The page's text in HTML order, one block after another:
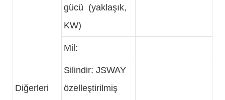
Diğerleri
gücü (yaklaşık,
KW)
Mil:
Silindir: JSWAY
özelleştirilmiş